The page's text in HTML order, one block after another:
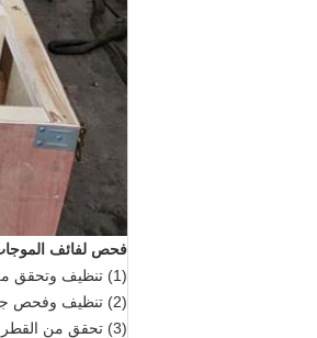
فحص لفائف
(1) تنظيف وتحقق من مظهر السطح المموج للدراجات المموجة (بما في ذلك جودة طبقة السطح).
(2) تنظيف وفحص جميع أجزاء الربط (بما في ذلك الخيوط الداخلية والخارجية).
(3) تحقق من